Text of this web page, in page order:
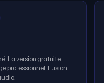
La version gratuite
professionnel. Fusion